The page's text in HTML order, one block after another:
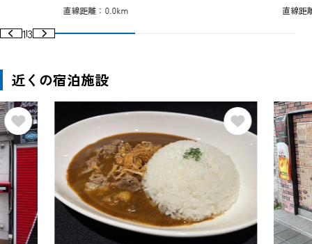
直線距離：0.0km 直線距
13
近くの宿泊施設